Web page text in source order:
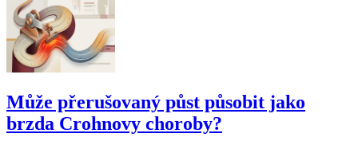
Může přerušovaný půst působit jako
brzda Crohnovy choroby?